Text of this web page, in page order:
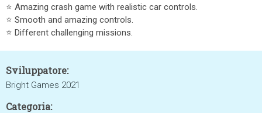
⭐ Amazing crash game with realistic car controls.
⭐ Smooth and amazing controls.
⭐ Different challenging missions.
Sviluppatore:
Bright Games 2021
Categoria: